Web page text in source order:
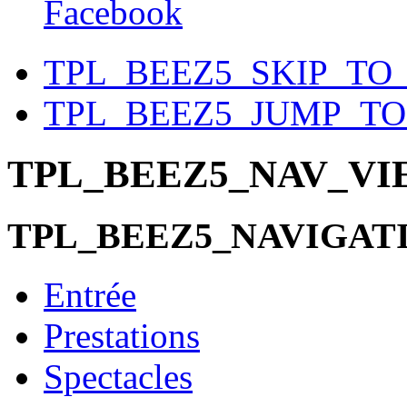
Entrée
Prestations
Spectacles